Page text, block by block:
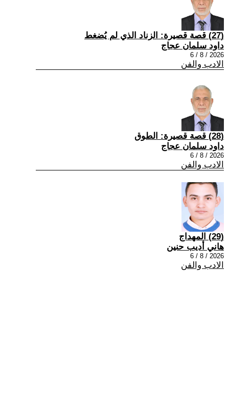
(27) قصة قصيرة: الزناد الذي لم يُضغط
داود سلمان عجاج
2026 / 8 / 6
الادب والفن
(28) قصة قصيرة: الطوق
داود سلمان عجاج
2026 / 8 / 6
الادب والفن
(29) المهداج
هاني أديب حنين
2026 / 8 / 6
الادب والفن